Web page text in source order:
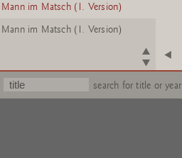
Mann im Matsch (1. Version)
Mann im Matsch (1. Version)
Mann im Matsch (1. Version)
Zwei MÃ¤nner im Matsch
search for title or year